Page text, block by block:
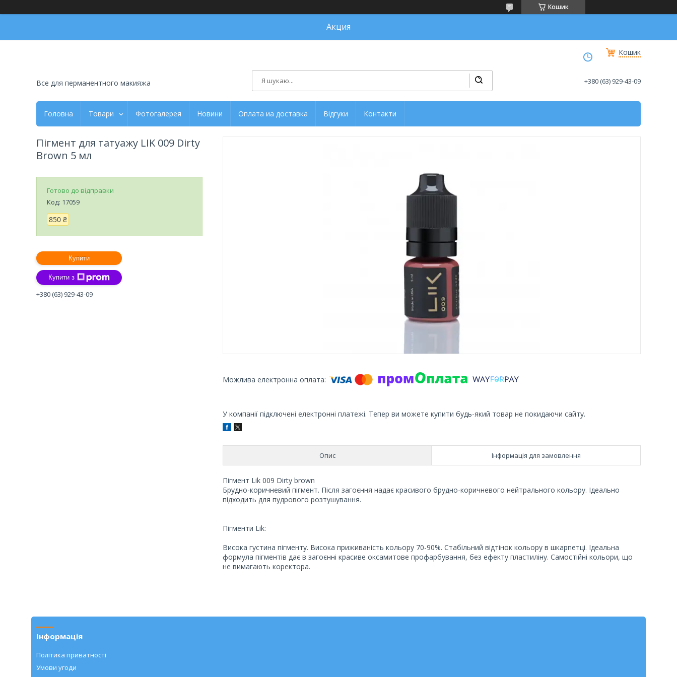
Кошик
Акция
Кошик
Все для перманентного макияжа +380 (63) 929-43-09
Головна Товари Фотогалерея Новини Оплата иа доставка Відгуки Контакти
У компанії підключені електронні платежі. Тепер ви можете купити будь-який товар не покидаючи сайту.
Опис Інформація для замовлення
Пігмент Lik 009 Dirty brown
Брудно-коричневий пігмент. Після загоєння надає красивого брудно-коричневого нейтрального кольору. Ідеально
підходить для пудрового розтушування.
Пігменти Lik:
Висока густина пігменту. Висока приживаність кольору 70-90%. Стабільний відтінок кольору в шкарпетці. Ідеальна
формула пігментів дає в загоєнні красиве оксамитове профарбування, без ефекту пластиліну. Самостійні кольори, що
не вимагають коректора.
Пігмент для татуажу LIK 009 Dirty
Brown 5 мл
Готово до відправки
Код: 17059
850 ₴
Купити
Купити з
+380 (63) 929-43-09
Інформація
Політика приватності
Умови угоди